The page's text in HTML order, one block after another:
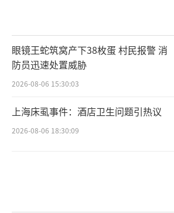
眼镜王蛇筑窝产下38枚蛋 村民报警 消
防员迅速处置威胁
2026-08-06 15:30:03
上海床虱事件：酒店卫生问题引热议
2026-08-06 18:30:09